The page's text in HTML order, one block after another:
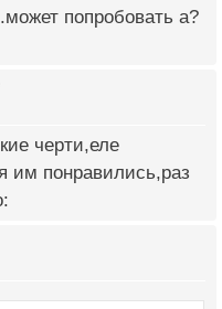
попробовать а?
черти,еле
им понравились,раз